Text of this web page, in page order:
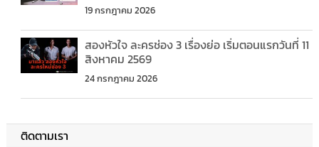
19 กรกฎาคม 2026
สองหัวใจ ละครช่อง 3 เรื่องย่อ เริ่มตอนแรกวันที่ 11
สิงหาคม 2569
24 กรกฎาคม 2026
ติดตามเรา